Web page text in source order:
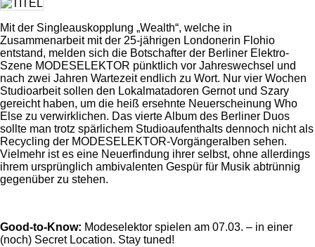
Mit der Singleauskopplung „Wealth“, welche in
Zusammenarbeit mit der 25-jährigen Londonerin Flohio
entstand, melden sich die Botschafter der Berliner Elektro-
Szene MODESELEKTOR pünktlich vor Jahreswechsel und
nach zwei Jahren Wartezeit endlich zu Wort. Nur vier Wochen
Studioarbeit sollen den Lokalmatadoren Gernot und Szary
gereicht haben, um die heiß ersehnte Neuerscheinung Who
Else zu verwirklichen. Das vierte Album des Berliner Duos
sollte man trotz spärlichem Studioaufenthalts dennoch nicht als
Recycling der MODESELEKTOR-Vorgängeralben sehen.
Vielmehr ist es eine Neuerfindung ihrer selbst, ohne allerdings
ihrem ursprünglich ambivalenten Gespür für Musik abtrünnig
gegenüber zu stehen.
Good-to-Know: Modeselektor spielen am 07.03. – in einer
(noch) Secret Location. Stay tuned!